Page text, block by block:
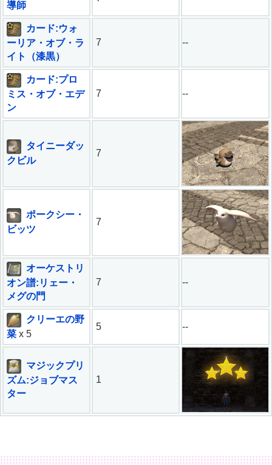
導師
カード:ウォ
ーリア・オブ・ラ
イト（漆黒）
7 --
カード:プロ
ミス・オブ・エデ
ン
7 --
タイニーダッ
クビル
7
ポークシー・
ビッツ
7
オーケストリ
オン譜:リェー・
メグの門
7 --
クリーエの野
菜 x 5
5 --
マジックプリ
ズム:ジョブマス
ター
1